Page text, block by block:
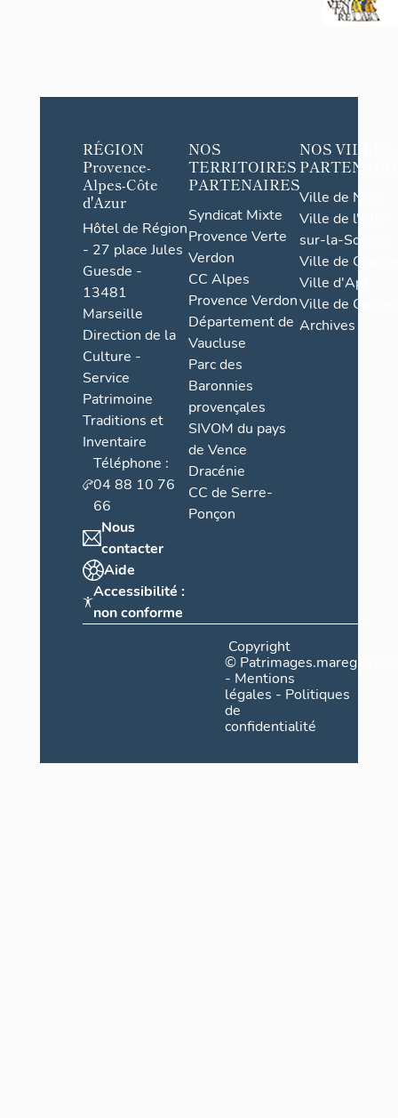
RÉGION
Provence-
Alpes-Côte
d'Azur
Hôtel de Région
- 27 place Jules
Guesde -
13481
Marseille
Direction de la
Culture -
Service
Patrimoine
Traditions et
Inventaire
Téléphone :
04 88 10 76
66
Nous
contacter
Aide
Accessibilité :
non conforme
NOS
TERRITOIRES
PARTENAIRES
Syndicat Mixte
Provence Verte
Verdon
CC Alpes
Provence Verdon
Département de
Vaucluse
Parc des
Baronnies
provençales
SIVOM du pays
de Vence
Dracénie
CC de Serre-
Ponçon
NOS VILLES
Ville de Nice
Ville de l'Isle-
sur-la-Sorgue
Ville de Grasse
Ville d'Apt
Ville de
Archives
Copyright
©
- Mentions
légales - Politiques
de
confidentialité